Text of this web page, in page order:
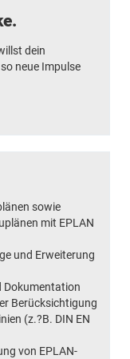
dein
neue Impulse
sowie
mit EPLAN
und Erweiterung
Dokumentation
Berücksichtigung
(z.?B. DIN EN
von EPLAN-